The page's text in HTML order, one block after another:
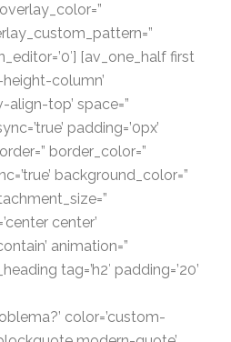
[av_one_half first
column’
align-top’ space=”
padding=’0px’
border_color=”
background_color=”
center’
animation=”
tag=’h2′ padding=’20’
color=’custom-